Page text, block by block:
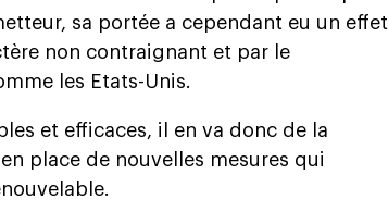
sa portée a cependant eu un effet
non contraignant et par le
les Etats-Unis.
et efficaces, il en va donc de la
place de nouvelles mesures qui